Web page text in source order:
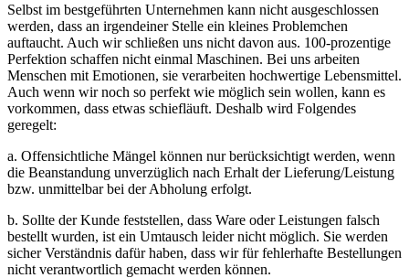
Selbst im bestgeführten Unternehmen kann nicht ausgeschlossen
werden, dass an irgendeiner Stelle ein kleines Problemchen
auftaucht. Auch wir schließen uns nicht davon aus. 100-prozentige
Perfektion schaffen nicht einmal Maschinen. Bei uns arbeiten
Menschen mit Emotionen, sie verarbeiten hochwertige Lebensmittel.
Auch wenn wir noch so perfekt wie möglich sein wollen, kann es
vorkommen, dass etwas schiefläuft. Deshalb wird Folgendes
geregelt:
a. Offensichtliche Mängel können nur berücksichtigt werden, wenn
die Beanstandung unverzüglich nach Erhalt der Lieferung/Leistung
bzw. unmittelbar bei der Abholung erfolgt.
b. Sollte der Kunde feststellen, dass Ware oder Leistungen falsch
bestellt wurden, ist ein Umtausch leider nicht möglich. Sie werden
sicher Verständnis dafür haben, dass wir für fehlerhafte Bestellungen
nicht verantwortlich gemacht werden können.